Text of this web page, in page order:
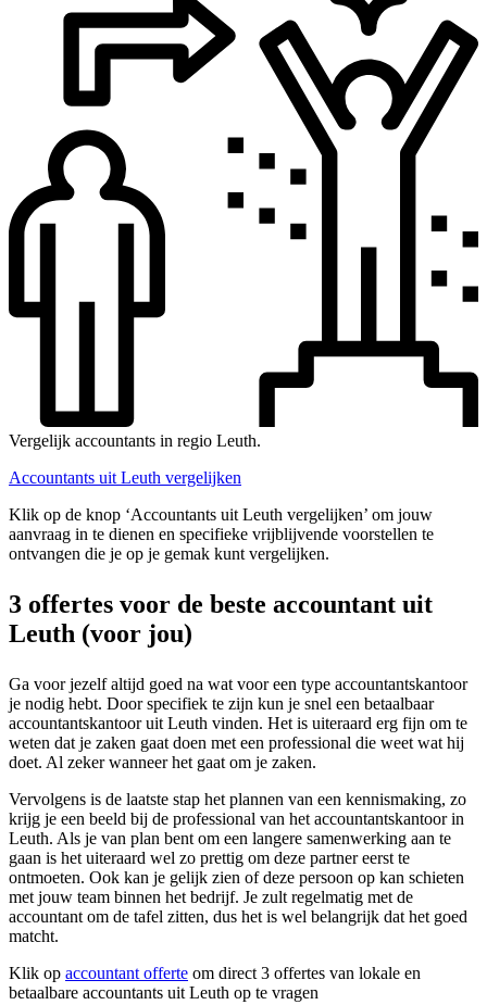
Vergelijk accountants in regio Leuth.
Accountants uit Leuth vergelijken
Klik op de knop ‘Accountants uit Leuth vergelijken’ om jouw
aanvraag in te dienen en specifieke vrijblijvende voorstellen te
ontvangen die je op je gemak kunt vergelijken.
3 offertes voor de beste accountant uit
Leuth (voor jou)
Ga voor jezelf altijd goed na wat voor een type accountantskantoor
je nodig hebt. Door specifiek te zijn kun je snel een betaalbaar
accountantskantoor uit Leuth vinden. Het is uiteraard erg fijn om te
weten dat je zaken gaat doen met een professional die weet wat hij
doet. Al zeker wanneer het gaat om je zaken.
Vervolgens is de laatste stap het plannen van een kennismaking, zo
krijg je een beeld bij de professional van het accountantskantoor in
Leuth. Als je van plan bent om een langere samenwerking aan te
gaan is het uiteraard wel zo prettig om deze partner eerst te
ontmoeten. Ook kan je gelijk zien of deze persoon op kan schieten
met jouw team binnen het bedrijf. Je zult regelmatig met de
accountant om de tafel zitten, dus het is wel belangrijk dat het goed
matcht.
Klik op accountant offerte om direct 3 offertes van lokale en
betaalbare accountants uit Leuth op te vragen